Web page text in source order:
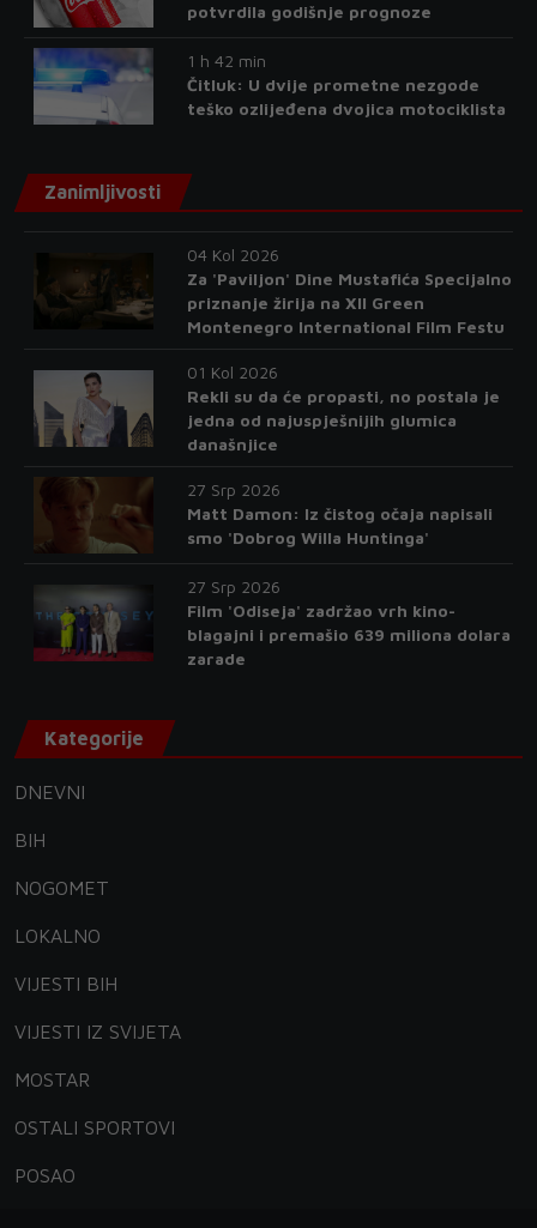
potvrdila godišnje prognoze
1 h 42 min
Čitluk: U dvije prometne nezgode
teško ozlijeđena dvojica motociklista
Zanimljivosti
04 Kol 2026
Za 'Paviljon' Dine Mustafića Specijalno
priznanje žirija na XII Green
Montenegro International Film Festu
01 Kol 2026
Rekli su da će propasti, no postala je
jedna od najuspješnijih glumica
današnjice
27 Srp 2026
Matt Damon: Iz čistog očaja napisali
smo 'Dobrog Willa Huntinga'
27 Srp 2026
Film 'Odiseja' zadržao vrh kino-
blagajni i premašio 639 miliona dolara
zarade
Kategorije
DNEVNI
BIH
NOGOMET
LOKALNO
VIJESTI BIH
VIJESTI IZ SVIJETA
MOSTAR
OSTALI SPORTOVI
POSAO